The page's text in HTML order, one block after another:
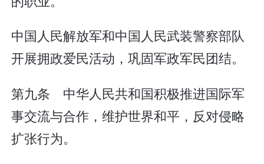
中国人民解放军和中国人民武装警察部队
开展拥政爱民活动，巩固军政军民团结。
第九条 中华人民共和国积极推进国际军
事交流与合作，维护世界和平，反对侵略
扩张行为。